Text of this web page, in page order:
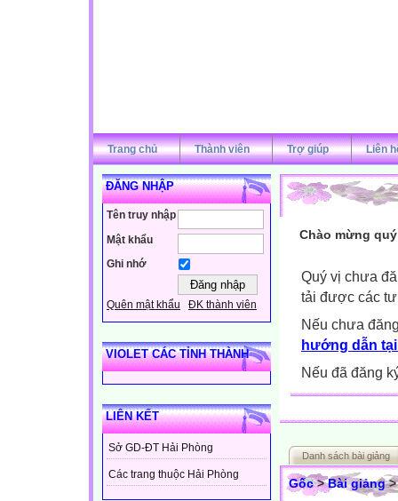
Trang chủ Thành viên Trợ giúp Liên
ĐĂNG NHẬP
Tên truy nhập
Mật khẩu
Ghi nhớ
Quên mật khẩu ĐK thành viên
VIOLET CÁC TỈNH THÀNH
LIÊN KẾT
Sở GD-ĐT Hải Phòng
Các trang thuộc Hải Phòng
Chào mừng
Quý vị chưa
tải được các
Nếu chưa
hướng dẫn
Nếu đã đăng
Danh sách bài giảng
Gốc>Bài giảng>